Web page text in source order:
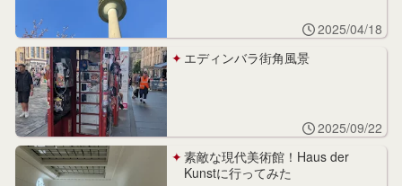
2025/04/18
エディンバラ街角風景
2025/09/22
素敵な現代美術館！Haus der
Kunstに行ってみた